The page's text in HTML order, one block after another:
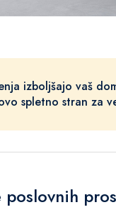
izboljšajo vaš
spletno stran za
poslovnih